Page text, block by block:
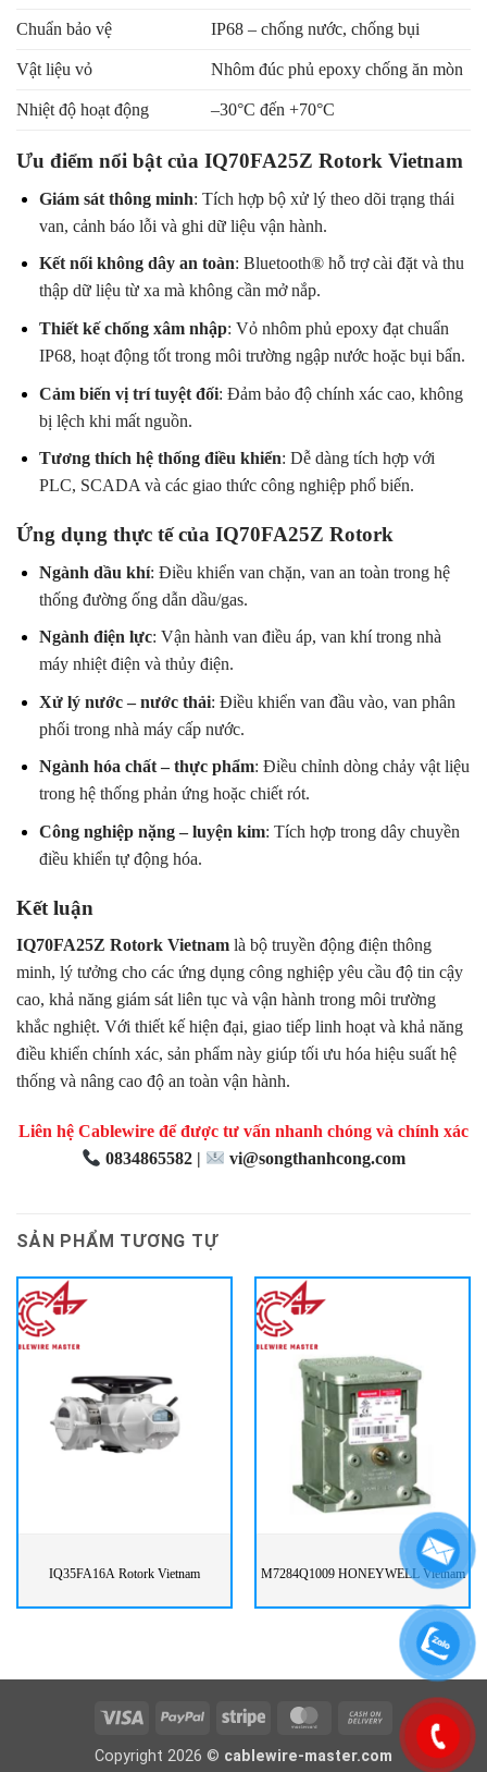
Chuẩn bảo vệ IP68 – chống nước, chống bụi
Vật liệu vỏ Nhôm đúc phủ epoxy chống ăn mòn
Nhiệt độ hoạt động –30°C đến +70°C
Ưu điểm nổi bật của IQ70FA25Z Rotork Vietnam
Giám sát thông minh: Tích hợp bộ xử lý theo dõi trạng thái
van, cảnh báo lỗi và ghi dữ liệu vận hành.
Kết nối không dây an toàn: Bluetooth® hỗ trợ cài đặt và thu
thập dữ liệu từ xa mà không cần mở nắp.
Thiết kế chống xâm nhập: Vỏ nhôm phủ epoxy đạt chuẩn
IP68, hoạt động tốt trong môi trường ngập nước hoặc bụi bẩn.
Cảm biến vị trí tuyệt đối: Đảm bảo độ chính xác cao, không
bị lệch khi mất nguồn.
Tương thích hệ thống điều khiển: Dễ dàng tích hợp với
PLC, SCADA và các giao thức công nghiệp phổ biến.
Ứng dụng thực tế của IQ70FA25Z Rotork
Ngành dầu khí: Điều khiển van chặn, van an toàn trong hệ
thống đường ống dẫn dầu/gas.
Ngành điện lực: Vận hành van điều áp, van khí trong nhà
máy nhiệt điện và thủy điện.
Xử lý nước – nước thải: Điều khiển van đầu vào, van phân
phối trong nhà máy cấp nước.
Ngành hóa chất – thực phẩm: Điều chỉnh dòng chảy vật liệu
trong hệ thống phản ứng hoặc chiết rót.
Công nghiệp nặng – luyện kim: Tích hợp trong dây chuyền
điều khiển tự động hóa.
Kết luận
IQ70FA25Z Rotork Vietnam là bộ truyền động điện thông
minh, lý tưởng cho các ứng dụng công nghiệp yêu cầu độ tin cậy
cao, khả năng giám sát liên tục và vận hành trong môi trường
khắc nghiệt. Với thiết kế hiện đại, giao tiếp linh hoạt và khả năng
điều khiển chính xác, sản phẩm này giúp tối ưu hóa hiệu suất hệ
thống và nâng cao độ an toàn vận hành.
Liên hệ Cablewire để được tư vấn nhanh chóng và chính xác
0834865582 |
vi@songthanhcong.com
SẢN PHẨM TƯƠNG TỰ
IQ35FA16A Rotork Vietnam M7284Q1009 HONEYWELL Vietnam
Visa PayPal Stripe MasterCard
Cash
On
Delivery
Copyright 2026 © cablewire-master.com